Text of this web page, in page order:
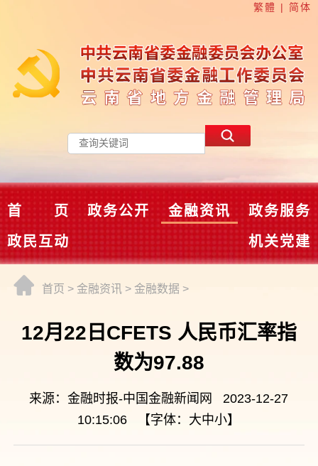
繁體 | 简体
首 页 政务公开 金融资讯
政务服务
政民互动
机关党建
首页 > 金融资讯 > 金融数据>
12月22日CFETS 人民币汇率指
数为97.88
来源：金融时报-中国金融新闻网 2023-12-27
10:15:06 【字体： 大中小】